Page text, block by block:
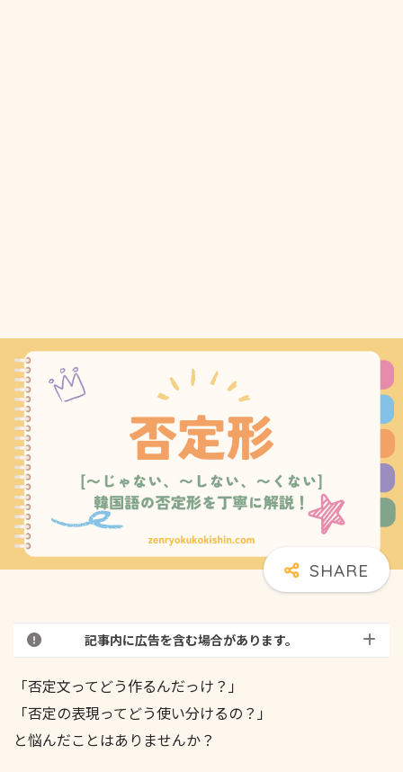
記事内に広告を含む場合があります。
「否定文ってどう作るんだっけ？」
「否定の表現ってどう使い分けるの？」
と悩んだことはありませんか？